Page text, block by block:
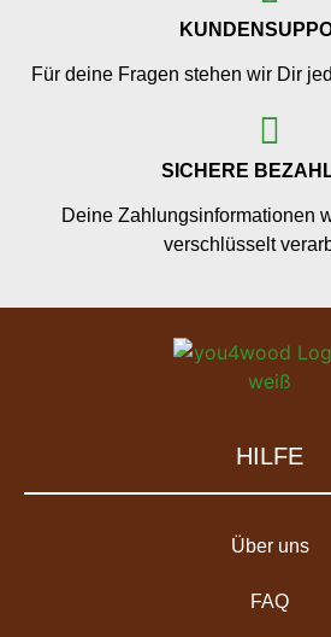
Für deine Fragen stehen wir Dir
SICHERE
Deine Zahlungsinformationen
verschlüsselt
HILFE
Über uns
FAQ